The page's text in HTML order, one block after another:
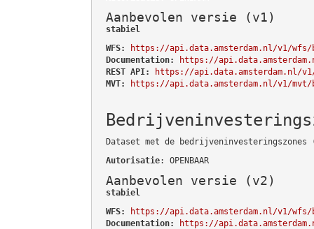
Aanbevolen versie (v1)
stabiel
WFS:
https://api.data.amsterdam.nl/v1/wfs/
Documentation:
https://
REST API:
https://api.data.amsterdam.nl/
MVT:
https://api.data.amsterdam.nl/v1/mvt/
Dataset met de bedrijveninvesteringszones
Autorisatie: OPENBAAR
Aanbevolen versie (v2)
stabiel
WFS:
https://api.data.amsterdam.nl/v1/wfs/
Documentation:
https://